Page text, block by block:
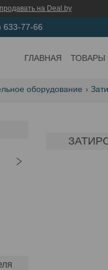
на Deal.by
633-77-66
ГЛАВНАЯ ТОВАРЫ
оборудование